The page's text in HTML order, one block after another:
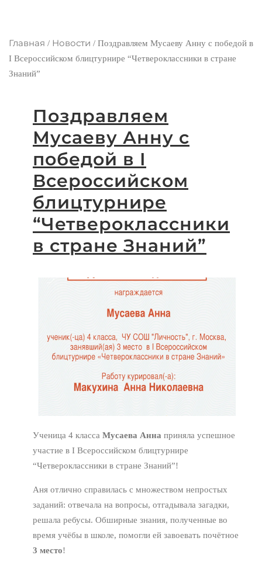
Главная / Новости / Поздравляем Мусаеву Анну с победой в
I Всероссийском блицтурнире “Четвероклассники в стране
Знаний”
Поздравляем
Мусаеву Анну с
победой в I
Всероссийском
блицтурнире
“Четвероклассники
в стране Знаний”
Ученица 4 класса Мусаева Анна приняла успешное
участие в I Всероссийском блицтурнире
“Четвероклассники в стране Знаний”!
Аня отлично справилась с множеством непростых
заданий: отвечала на вопросы, отгадывала загадки,
решала ребусы. Обширные знания, полученные во
время учёбы в школе, помогли ей завоевать почётное
3 место!